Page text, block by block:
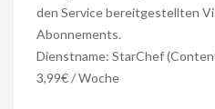
den Service bereitgestellten
Abonnements.
Dienstname: StarChef
3,99€ / Woche